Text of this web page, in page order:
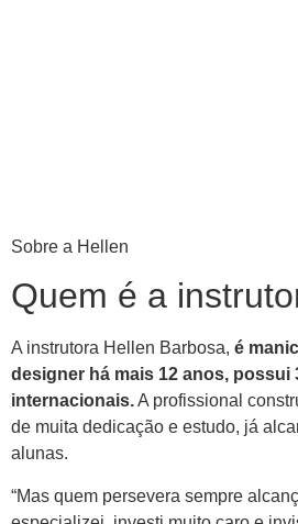
Sobre a Hellen
Quem é a
A instrutora Hellen Barbosa, é
designer há mais 12 anos, possui
internacionais.A profissional
de muita dedicação e estudo, já
alunas.
“Mas quem persevera sempre